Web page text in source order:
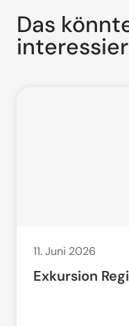
Das
11. Juni 2026
Exkursion